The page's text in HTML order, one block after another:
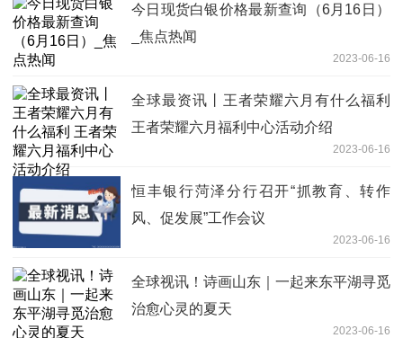
今日现货白银价格最新查询（6月16日）
_焦点热闻
2023-06-16
全球最资讯丨王者荣耀六月有什么福利
王者荣耀六月福利中心活动介绍
2023-06-16
恒丰银行菏泽分行召开“抓教育、转作
风、促发展”工作会议
2023-06-16
全球视讯！诗画山东｜一起来东平湖寻觅
治愈心灵的夏天
2023-06-16